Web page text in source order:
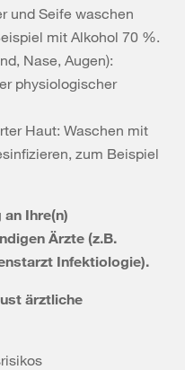
und Seife waschen
mit Alkohol 70 %.
Nase, Augen):
physiologischer
Haut: Waschen mit
zum Beispiel
Ihre(n)
Ärzte (z.B.
Infektiologie).
ärztliche